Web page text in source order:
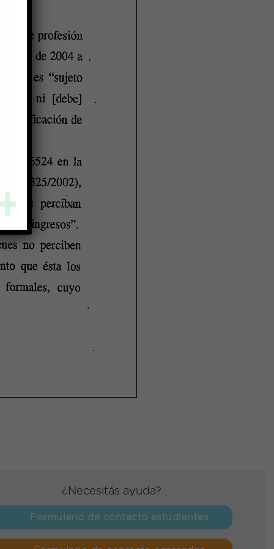
¿Necesitás ayuda?
Formulario de contacto estudiantes